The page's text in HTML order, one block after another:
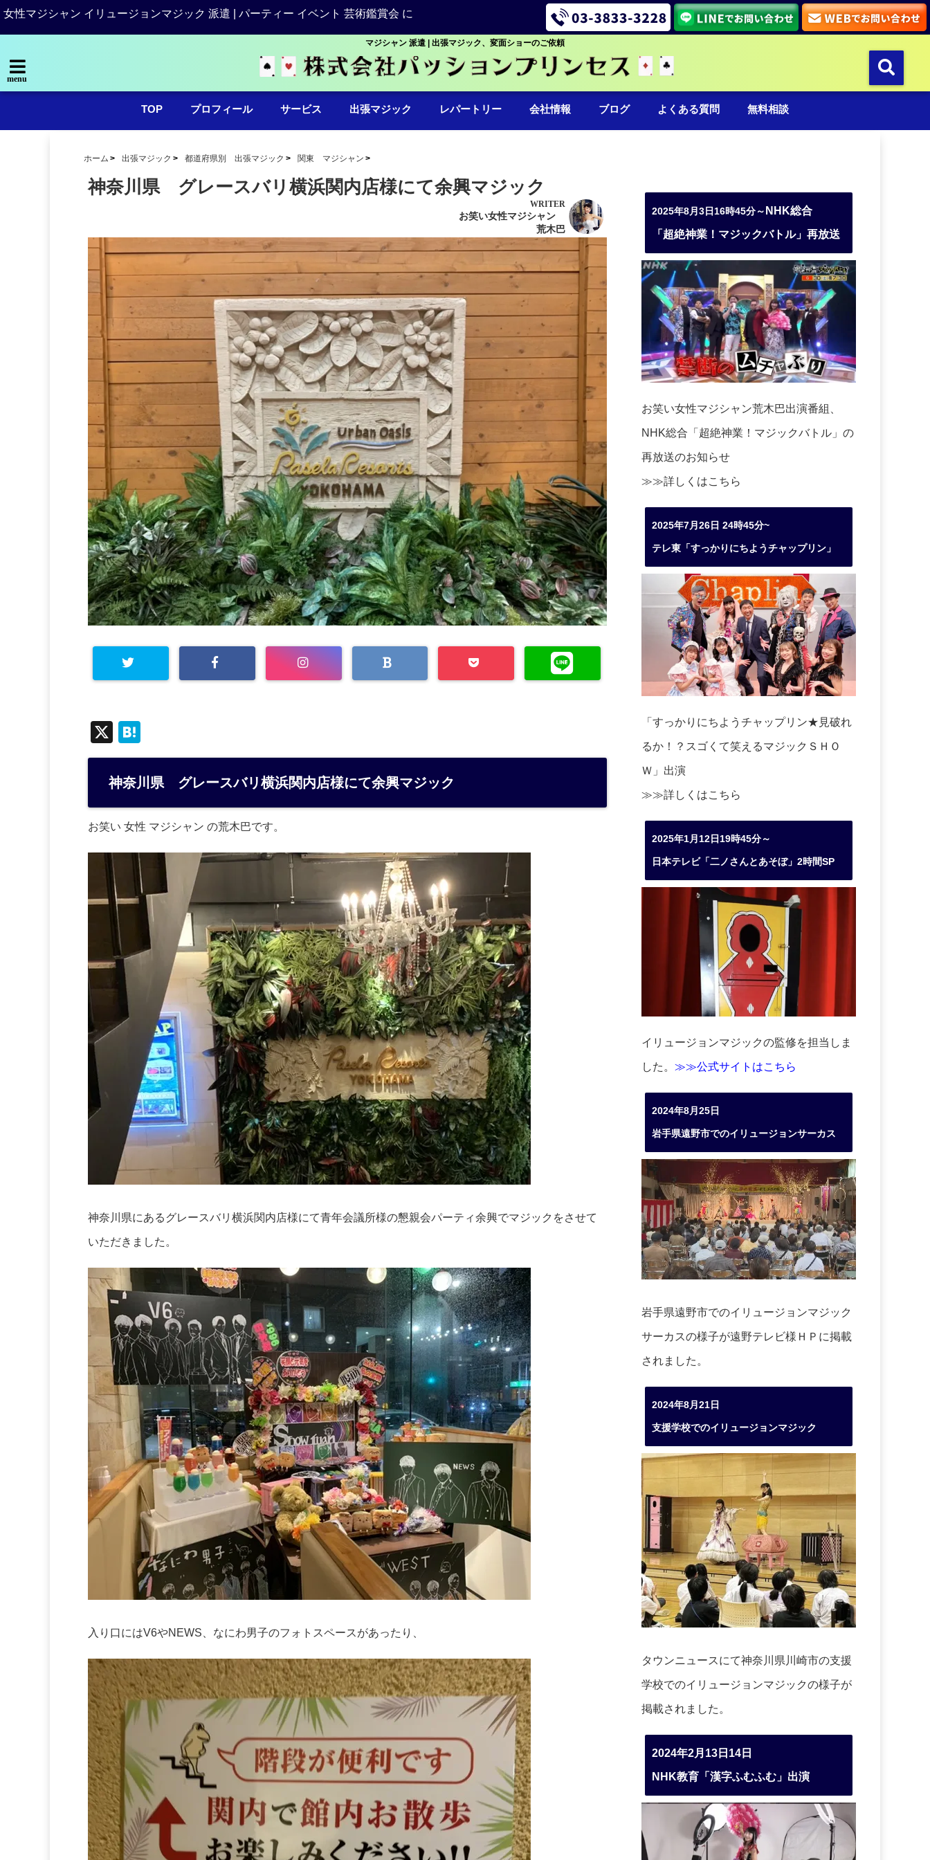
女性マジシャン イリュージョンマジック 派遣 | パーティー イベント 芸術鑑賞会 に
マジシャン 派遣 | 出張マジック、変面ショーのご依頼
menu
TOP プロフィール サービス 出張マジック レパートリー 会社情報 ブログ よくある質問 無料相談
ホーム 出張マジック 都道府県別 出張マジック 関東 マジシャン
神奈川県 グレースバリ横浜関内店様にて余興マジック
WRITER
お笑い女性マジシャン
荒木巴
X
at
e
a
神奈川県 グレースバリ横浜関内店様にて余興マジック
お笑い 女性 マジシャン の荒木巴です。
神奈川県にあるグレースバリ横浜関内店様にて青年会議所様の懇親会パーティ余興でマジックをさせて
いただきました。
入り口にはV6やNEWS、なにわ男子のフォトスペースがあったり、
2025年8月3日16時45分～ NHK総合
「超絶神業！マジックバトル」再放送
お笑い女性マジシャン荒木巴出演番組、
NHK総合「超絶神業！マジックバトル」の
再放送のお知らせ
≫≫詳しくはこちら
2025年7月26日 24時45分~
テレ東「すっかりにちようチャップリン」
「すっかりにちようチャップリン★見破れ
るか！？スゴくて笑えるマジックＳＨＯ
Ｗ」出演
≫≫詳しくはこちら
2025年1月12日19時45分～
日本テレビ「二ノさんとあそぼ」2時間SP
イリュージョンマジックの監修を担当しま
した。 ≫≫公式サイトはこちら
2024年8月25日
岩手県遠野市でのイリュージョンサーカス
岩手県遠野市でのイリュージョンマジック
サーカスの様子が遠野テレビ様ＨＰに掲載
されました。
2024年8月21日
支援学校でのイリュージョンマジック
タウンニュースにて神奈川県川崎市の支援
学校でのイリュージョンマジックの様子が
掲載されました。
2024年2月13日14日
NHK教育「漢字ふむふむ」出演